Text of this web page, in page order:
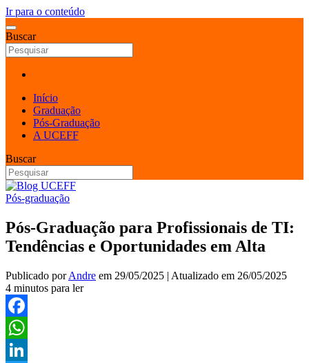
Ir para o conteúdo
Buscar
Início
Graduação
Pós-Graduação
A UCEFF
Buscar
Pós-graduação
Pós-Graduação para Profissionais de TI:
Tendências e Oportunidades em Alta
Publicado porAndre em 29/05/2025 | Atualizado em 26/05/2025
4 minutos para ler
Facebook
WhatsApp